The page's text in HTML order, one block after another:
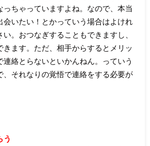
っちゃっていますよね。なので、本当
会いたい！とかっていう場合はよけれ
。おつなぎすることもできますし、
きます。ただ、相手からするとメリッ
連絡とらないといかんねん。っていう
、それなりの覚悟で連絡をする必要が
う